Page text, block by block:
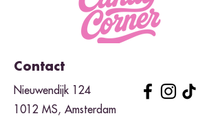
Van zoet tot zuur: Halal
snoep voor elke smaak
Contact
Nieuwendijk 124
1012 MS, Amsterdam